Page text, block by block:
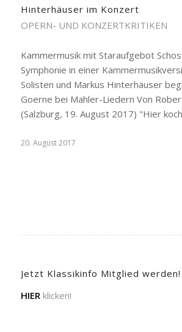
Hinterhäuser im Konzert
OPERN- UND KONZERTKRITIKEN
Kammermusik mit Staraufgebot
Symphonie in einer
Solisten und Markus Hinterhäuser
Goerne bei Mahler-Liedern Von
(Salzburg, 19. August 2017) "Hier
20. August 2017
Jetzt Klassikinfo Mitglied werden!
HIERklicken!